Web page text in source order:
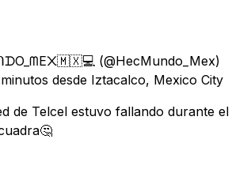
(@HecMundo_Mex)
desde Iztacalco, Mexico City
de Telcel estuvo fallando durante el